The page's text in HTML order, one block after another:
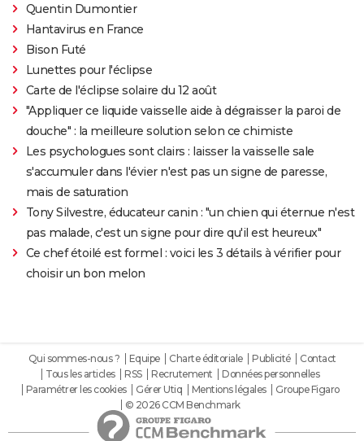
Quentin Dumontier
Hantavirus en France
Bison Futé
Lunettes pour l'éclipse
Carte de l'éclipse solaire du 12 août
"Appliquer ce liquide vaisselle aide à dégraisser la paroi de
douche" : la meilleure solution selon ce chimiste
Les psychologues sont clairs : laisser la vaisselle sale
s'accumuler dans l'évier n'est pas un signe de paresse,
mais de saturation
Tony Silvestre, éducateur canin : "un chien qui éternue n'est
pas malade, c'est un signe pour dire qu'il est heureux"
Ce chef étoilé est formel : voici les 3 détails à vérifier pour
choisir un bon melon
Qui sommes-nous ? Equipe Charte éditoriale Publicité
Contact
Tous les articles
RSS Recrutement
Données personnelles
Paramétrer les cookies
Gérer Utiq Mentions légales
Groupe Figaro
© 2026 CCM Benchmark